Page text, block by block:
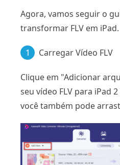
Agora, vamos seguir o
transformar FLV em iPad.
1 Carregar Vídeo FLV
Clique em "Adicionar
seu vídeo FLV para iPad
você também pode